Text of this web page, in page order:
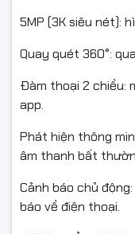
5MP (3K siêu nét):
Quay quét 360°:
Đàm thoại 2 chiều:
app.
Phát hiện thông
âm thanh bất
Cảnh báo chủ
báo về điện thoại.